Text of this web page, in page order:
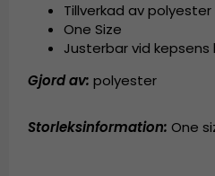
Tillverkad av polyester
One Size
Justerbar vid kepsens
Gjord av: polyester
Storleksinformation: One